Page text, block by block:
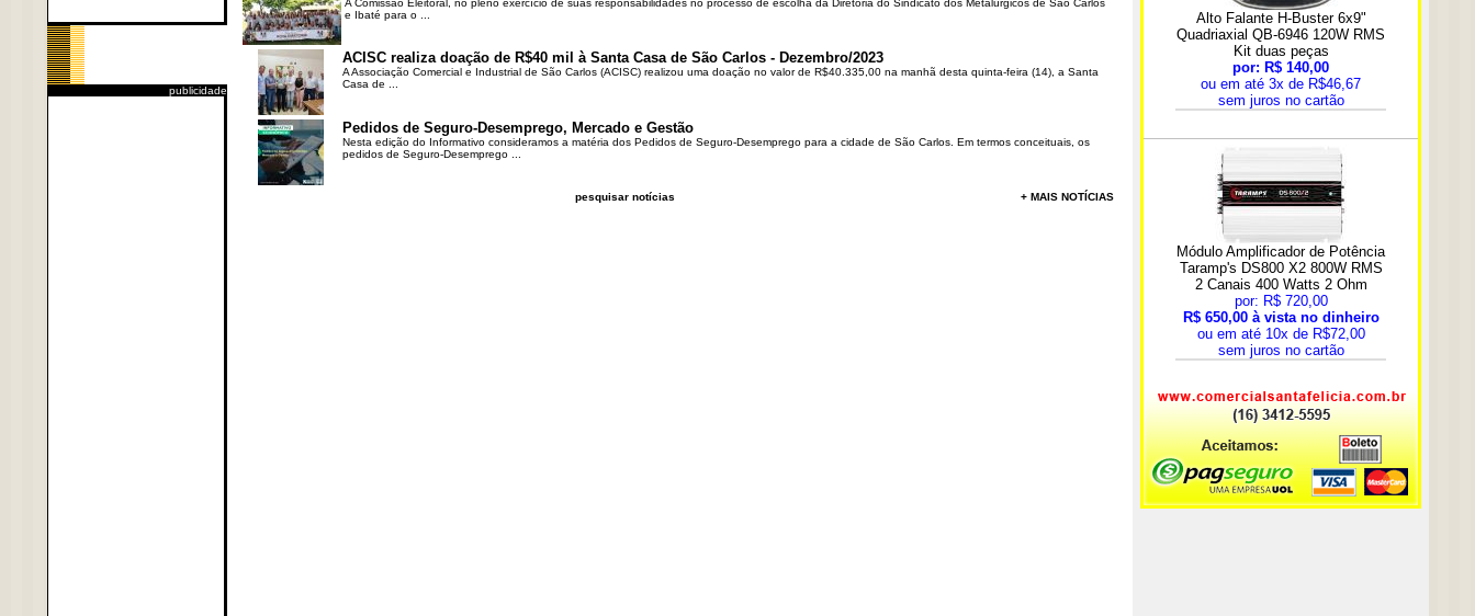
publicidade
A Comissão Eleitoral, no pleno exercício de suas responsabilidades no processo de escolha da Diretoria do Sindicato dos Metalúrgicos de São Carlos
e Ibaté para o ...
ACISC realiza doação de R$40 mil à Santa Casa de São Carlos - Dezembro/2023
A Associação Comercial e Industrial de São Carlos (ACISC) realizou uma doação no valor de R$40.335,00 na manhã desta quinta-feira (14), a Santa
Casa de ...
Pedidos de Seguro-Desemprego, Mercado e Gestão
Nesta edição do Informativo consideramos a matéria dos Pedidos de Seguro-Desemprego para a cidade de São Carlos. Em termos conceituais, os
pedidos de Seguro-Desemprego ...
pesquisar notícias + MAIS NOTÍCIAS